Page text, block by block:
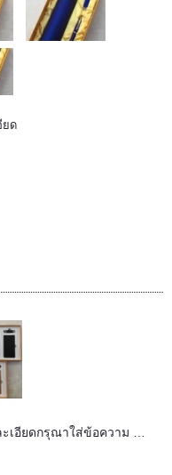
ยด
เอียดกรุณาใส่ข้อความ …